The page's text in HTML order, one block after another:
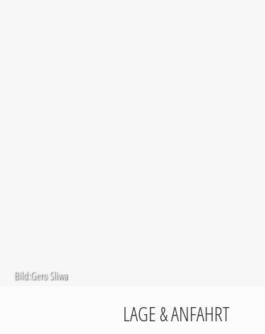
Bild:Gero Sliwa
LAGE & ANFAHRT